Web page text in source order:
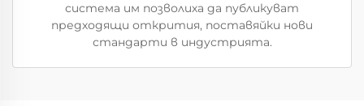
система им позволиха да публикуват
предходящи открития, поставяйки нови
стандарти в индустрията.